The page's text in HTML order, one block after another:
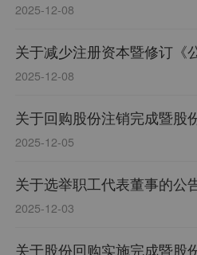
2025-12-08
关于减少注册资本暨修订《
2025-12-08
关于回购股份注销完成暨股
2025-12-05
关于选举职工代表董事的公
2025-12-03
关于股份回购实施完成暨股